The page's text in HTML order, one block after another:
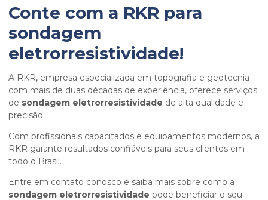
Conte com a RKR para
sondagem
eletrorresistividade!
A RKR, empresa especializada em topografia e geotecnia
com mais de duas décadas de experiência, oferece serviços
de sondagem eletrorresistividade de alta qualidade e
precisão.
Com profissionais capacitados e equipamentos modernos, a
RKR garante resultados confiáveis para seus clientes em
todo o Brasil.
Entre em contato conosco e saiba mais sobre como a
sondagem eletrorresistividade pode beneficiar o seu